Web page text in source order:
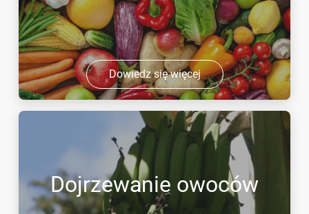
Dowiedz się więcej
Dojrzewanie owoców